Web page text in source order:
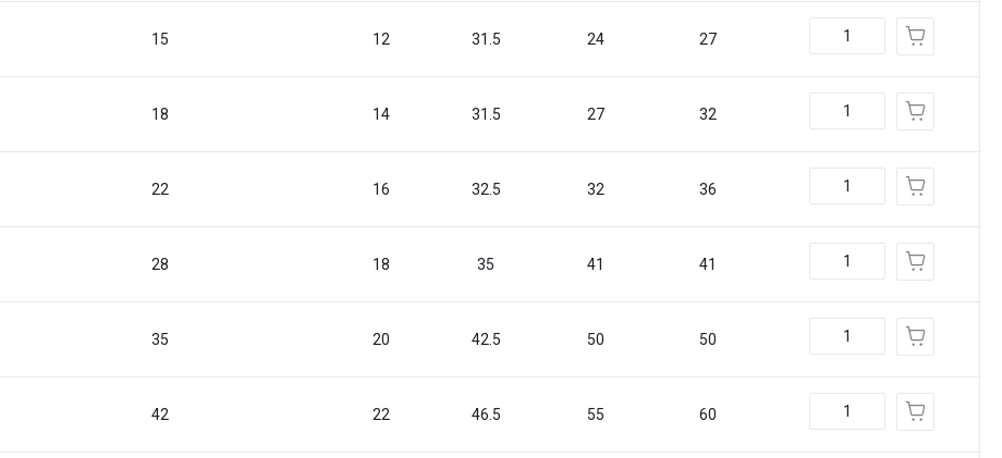
15 12 31.5 24 27
18 14 31.5 27 32
22 16 32.5 32 36
28 18 35 41 41
35 20 42.5 50 50
42 22 46.5 55 60